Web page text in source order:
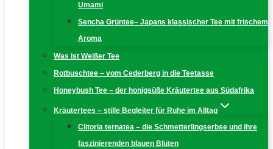
Umami
Sencha Grüntee– Japans klassischer Tee mit frischem
Aroma
Was ist Weißer Tee
Rotbuschtee – vom Cederberg in die Teetasse
Honeybush Tee – der honigsüße Kräutertee aus Südafrika
Kräutertees – stille Begleiter für Ruhe im Alltag
Clitoria ternatea – die Schmetterlingserbse und ihre
faszinierenden blauen Blüten